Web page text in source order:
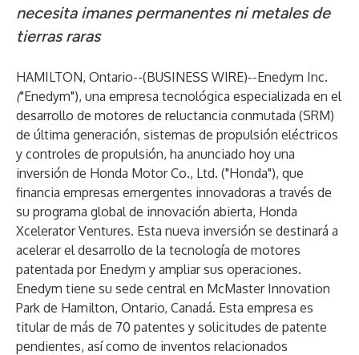
necesita imanes permanentes ni metales de
tierras raras
HAMILTON, Ontario--(BUSINESS WIRE)--Enedym Inc.
("Enedym"), una empresa tecnológica especializada en el
desarrollo de motores de reluctancia conmutada (SRM)
de última generación, sistemas de propulsión eléctricos
y controles de propulsión, ha anunciado hoy una
inversión de Honda Motor Co., Ltd. ("Honda"), que
financia empresas emergentes innovadoras a través de
su programa global de innovación abierta, Honda
Xcelerator Ventures. Esta nueva inversión se destinará a
acelerar el desarrollo de la tecnología de motores
patentada por Enedym y ampliar sus operaciones.
Enedym tiene su sede central en McMaster Innovation
Park de Hamilton, Ontario, Canadá. Esta empresa es
titular de más de 70 patentes y solicitudes de patente
pendientes, así como de inventos relacionados